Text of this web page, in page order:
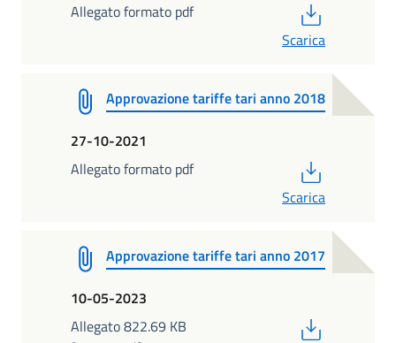
Allegato formato pdf
Scarica
Approvazione tariffe tari anno 2018
27-10-2021
Allegato formato pdf
Scarica
Approvazione tariffe tari anno 2017
10-05-2023
Allegato 822.69 KB